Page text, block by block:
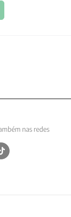
nas redes